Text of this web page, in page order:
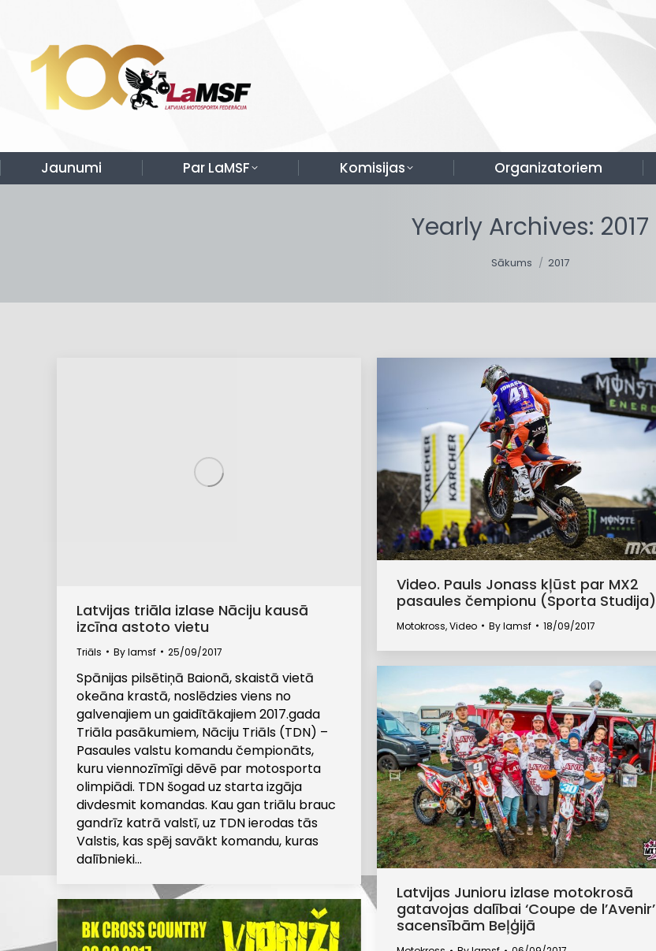
Jaunumi Par LaMSF Komisijas Organizatoriem
Yearly Archives: 2017
Sākums 2017
Latvijas triāla izlase Nāciju kausā
izcīna astoto vietu
Triāls Bylamsf 25/09/2017
Spānijas pilsētiņā Baionā, skaistā vietā
okeāna krastā, noslēdzies viens no
galvenajiem un gaidītākajiem 2017.gada
Triāla pasākumiem, Nāciju Triāls (TDN) –
Pasaules valstu komandu čempionāts,
kuru viennozīmīgi dēvē par motosporta
olimpiādi. TDN šogad uz starta izgāja
divdesmit komandas. Kau gan triālu brauc
gandrīz katrā valstī, uz TDN ierodas tās
Valstis, kas spēj savākt komandu, kuras
dalībnieki…
Video. Pauls Jonass kļūst par MX2
pasaules čempionu (Sporta Studija)
Motokross,Video Bylamsf 18/09/2017
Latvijas Junioru izlase motokrosā
gatavojas dalībai ‘Coupe de l’Avenir’
sacensībām Beļģijā